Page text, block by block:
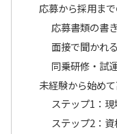
応募から採用ま
応募書類の書
面接で聞かれ
同乗研修・試
未経験から始め
ステップ1：
ステップ2：